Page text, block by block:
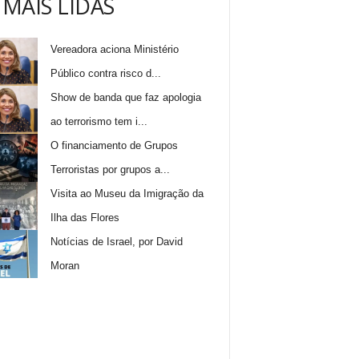
LIDAS
Vereadora aciona Ministério
Público contra risco d...
Show de banda que faz apologia
ao terrorismo tem i...
O financiamento de Grupos
Terroristas por grupos a...
Visita ao Museu da Imigração da
Ilha das Flores
Notícias de Israel, por David
Moran